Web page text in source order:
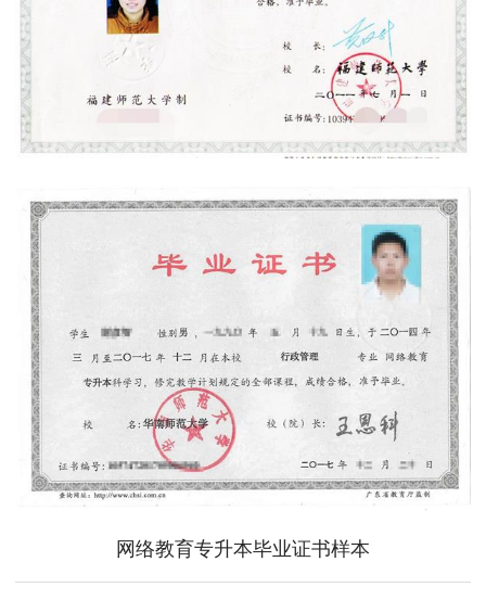
网络教育专升本毕业证书样本